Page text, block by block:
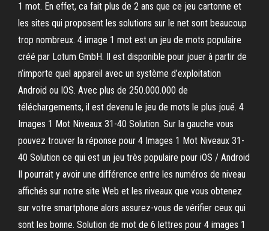
1 mot. En effet, ca fait plus de 2 ans que ce jeu cartonne et
les sites qui proposent les solutions sur le net sont beaucoup
trop nombreux. 4 image 1 mot est un jeu de mots populaire
créé par Lotum GmbH. Il est disponible pour jouer à partir de
n’importe quel appareil avec un système d’exploitation
Android ou IOS. Avec plus de 250.000.000 de
téléchargements, il est devenu le jeu de mots le plus joué. 4
Images 1 Mot Niveaux 31-40 Solution. Sur la gauche vous
pouvez trouver la réponse pour 4 Images 1 Mot Niveaux 31-
40 Solution ce qui est un jeu très populaire pour iOS / Android
Il pourrait y avoir une différence entre les numéros de niveau
affichés sur notre site Web et les niveaux que vous obtenez
sur votre smartphone alors assurez-vous de vérifier ceux qui
sont les bonne. Solution de mot de 6 lettres pour 4 images 1